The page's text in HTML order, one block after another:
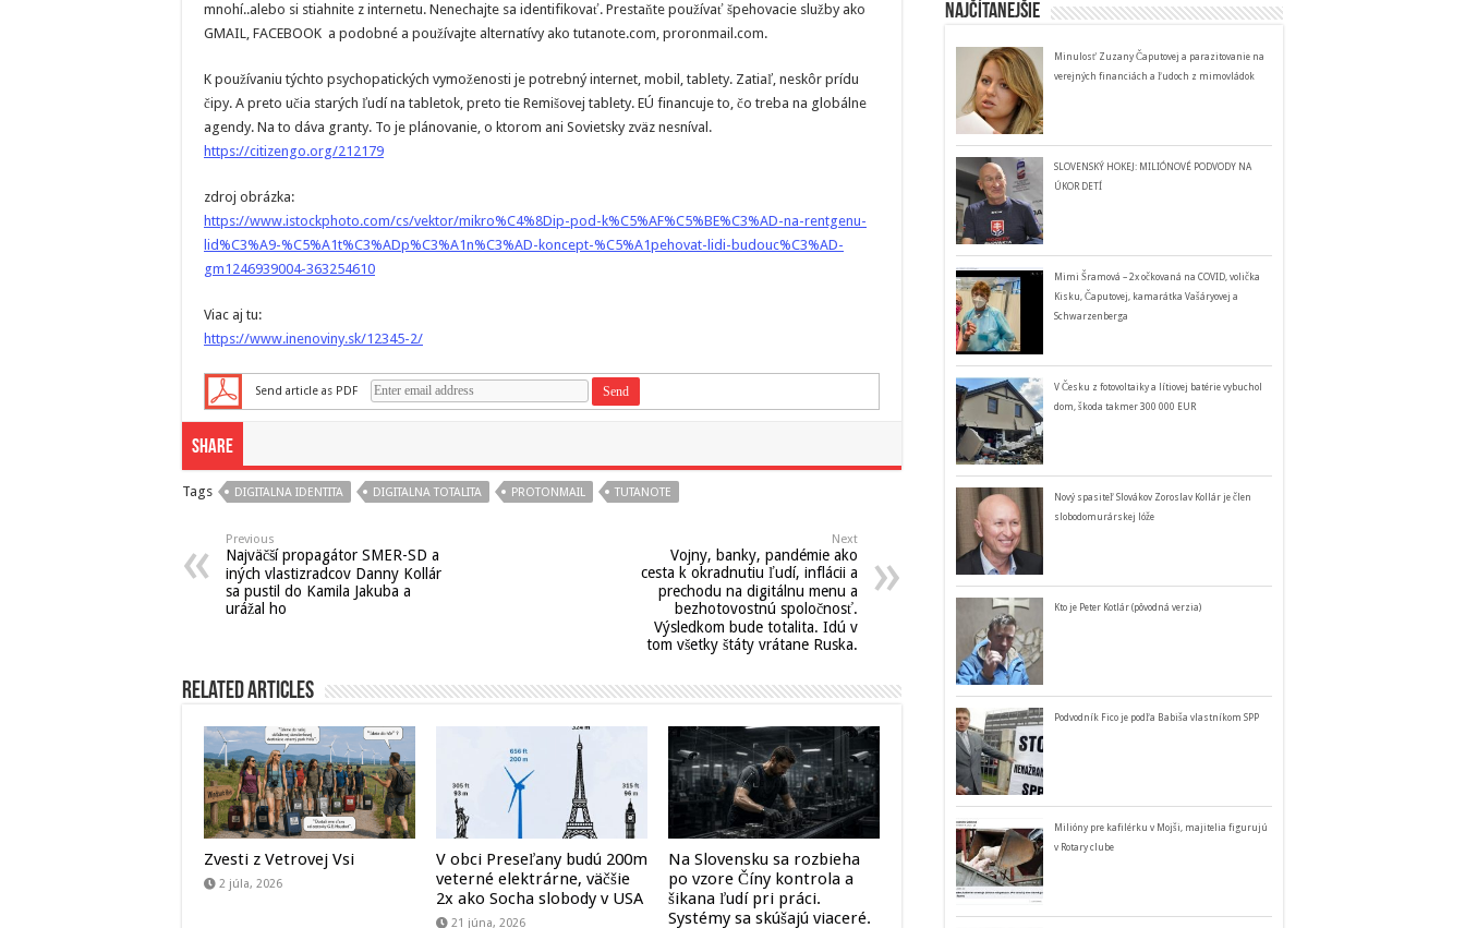
mnohí..alebo si stiahnite z internetu. Nenechajte sa identifikovať. Prestaňte používať špehovacie služby ako
GMAIL, FACEBOOK a podobné a používajte alternatívy ako tutanote.com, proronmail.com.
K používaniu týchto psychopatických vymoženosti je potrebný internet, mobil, tablety. Zatiaľ, neskôr prídu
čipy. A preto učia starých ľudí na tabletok, preto tie Remišovej tablety. EÚ financuje to, čo treba na globálne
agendy. Na to dáva granty. To je plánovanie, o ktorom ani Sovietsky zväz nesníval.
https://citizengo.org/212179
zdroj obrázka:
https://www.istockphoto.com/cs/vektor/mikro%C4%8Dip-pod-k%C5%AF%C5%BE%C3%AD-na-rentgenu-
lid%C3%A9-%C5%A1t%C3%ADp%C3%A1n%C3%AD-koncept-%C5%A1pehovat-lidi-budouc%C3%AD-
gm1246939004-363254610
Viac aj tu:
https://www.inenoviny.sk/12345-2/
Send article as PDF
Share
Tags DIGITALNA IDENTITA DIGITALNA TOTALITA PROTONMAIL TUTANOTE
Previous
Najväčší propagátor SMER-SD a
iných vlastizradcov Danny Kollár
sa pustil do Kamila Jakuba a
urážal ho
Next
Vojny, banky, pandémie ako
cesta k okradnutiu ľudí, inflácii a
prechodu na digitálnu menu a
bezhotovostnú spoločnosť.
Výsledkom bude totalita. Idú v
tom všetky štáty vrátane Ruska.
Related Articles
Zvesti z Vetrovej Vsi
2 júla, 2026
V obci Preseľany budú 200m
veterné elektrárne, väčšie
2x ako Socha slobody v USA
21 júna, 2026
Na Slovensku sa rozbieha
po vzore Číny kontrola a
šikana ľudí pri práci.
Systémy sa skúšajú viaceré.
Najčítanejšie
Minulosť Zuzany Čaputovej a parazitovanie na
verejných financiách a ľudoch z mimovládok
SLOVENSKÝ HOKEJ: MILIÓNOVÉ PODVODY NA
ÚKOR DETÍ
Mimi Šramová – 2x očkovaná na COVID, volička
Kisku, Čaputovej, kamarátka Vašáryovej a
Schwarzenberga
V Česku z fotovoltaiky a lítiovej batérie vybuchol
dom, škoda takmer 300 000 EUR
Nový spasiteľ Slovákov Zoroslav Kollár je člen
slobodomurárskej lóže
Kto je Peter Kotlár (pôvodná verzia)
Podvodník Fico je podľa Babiša vlastníkom SPP
Milióny pre kafilérku v Mojši, majitelia figurujú
v Rotary clube